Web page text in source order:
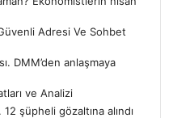
Adresi Ve Sohbet
DMM’den anlaşmaya
ve Analizi
şüpheli gözaltına alındı